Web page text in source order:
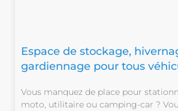
Espace de stockage,
gardiennage pour tous
Vous manquez de place pour
moto, utilitaire ou camping-car ?